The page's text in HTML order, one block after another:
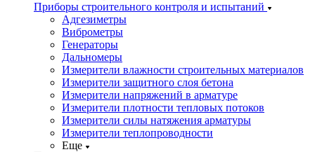
Приборы строительного контроля и испытаний
Адгезиметры
Виброметры
Генераторы
Дальномеры
Измерители влажности строительных материалов
Измерители защитного слоя бетона
Измерители напряжений в арматуре
Измерители плотности тепловых потоков
Измерители силы натяжения арматуры
Измерители теплопроводности
Еще